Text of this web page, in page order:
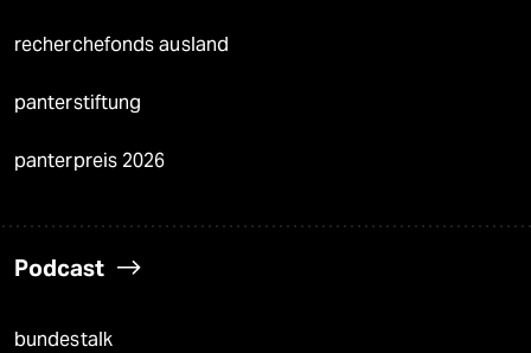
recherchefonds ausland
panterstiftung
panterpreis 2026
Podcast
bundestalk